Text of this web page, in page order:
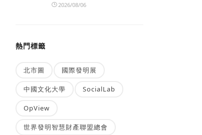
2026/08/06
熱門標籤
北市圖 國際發明展
中國文化大學 SocialLab
OpView
世界發明智慧財產聯盟總會